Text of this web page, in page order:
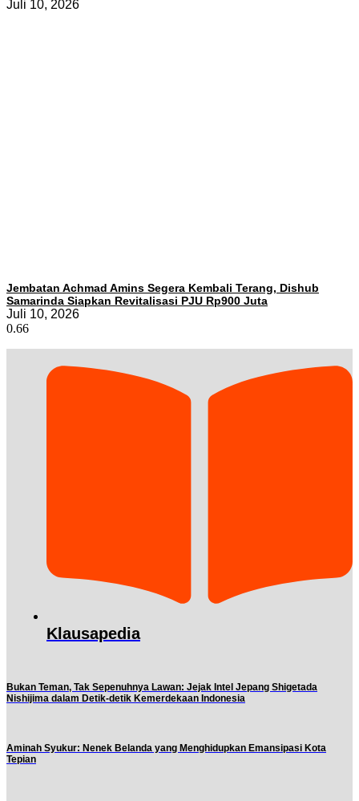
Juli 10, 2026
Jembatan Achmad Amins Segera Kembali Terang, Dishub
Samarinda Siapkan Revitalisasi PJU Rp900 Juta
Juli 10, 2026
Klausapedia
Bukan Teman, Tak Sepenuhnya Lawan: Jejak Intel Jepang Shigetada
Nishijima dalam Detik-detik Kemerdekaan Indonesia
Aminah Syukur: Nenek Belanda yang Menghidupkan Emansipasi Kota
Tepian